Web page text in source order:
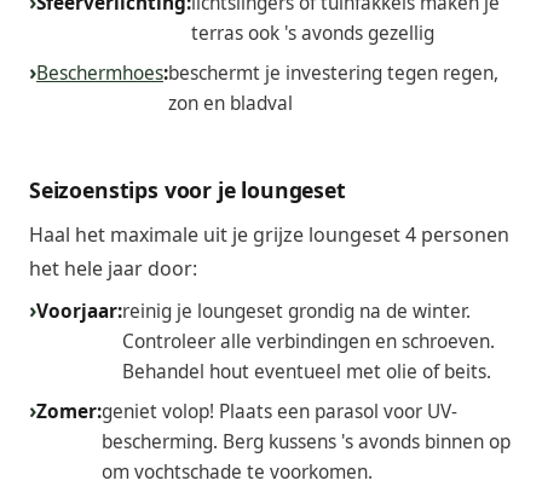
terras ook 's avonds gezellig
Beschermhoes:beschermt je investering tegen regen,
zon en bladval
Seizoenstips voor je loungeset
Haal het maximale uit je grijze loungeset 4 personen
het hele jaar door:
Voorjaar:reinig je loungeset grondig na de winter.
Controleer alle verbindingen en schroeven.
Behandel hout eventueel met olie of beits.
Zomer:geniet volop! Plaats een parasol voor UV-
bescherming. Berg kussens 's avonds binnen op
om vochtschade te voorkomen.